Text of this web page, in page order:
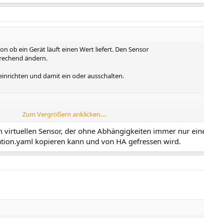
ob ein Gerät läuft einen Wert liefert. Den Sensor
ändern.
und damit ein oder ausschalten.
'on') %}
Zum Vergrößern anklicken....
virtuellen Sensor, der ohne Abhängigkeiten immer nur
kopieren kann und von HA gefressen wird.